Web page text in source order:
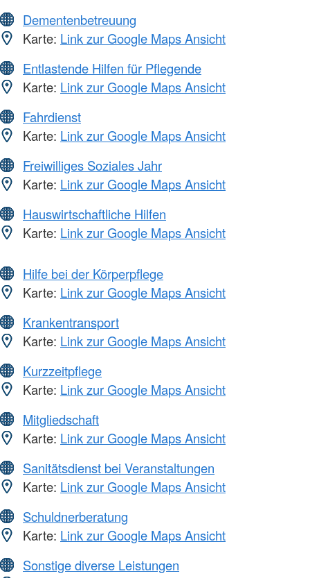
Dementenbetreuung
Karte: Link zur Google Maps Ansicht
Entlastende Hilfen für Pflegende
Karte: Link zur Google Maps Ansicht
Fahrdienst
Karte: Link zur Google Maps Ansicht
Freiwilliges Soziales Jahr
Karte: Link zur Google Maps Ansicht
Hauswirtschaftliche Hilfen
Karte: Link zur Google Maps Ansicht
Hilfe bei der Körperpflege
Karte: Link zur Google Maps Ansicht
Krankentransport
Karte: Link zur Google Maps Ansicht
Kurzzeitpflege
Karte: Link zur Google Maps Ansicht
Mitgliedschaft
Karte: Link zur Google Maps Ansicht
Sanitätsdienst bei Veranstaltungen
Karte: Link zur Google Maps Ansicht
Schuldnerberatung
Karte: Link zur Google Maps Ansicht
Sonstige diverse Leistungen